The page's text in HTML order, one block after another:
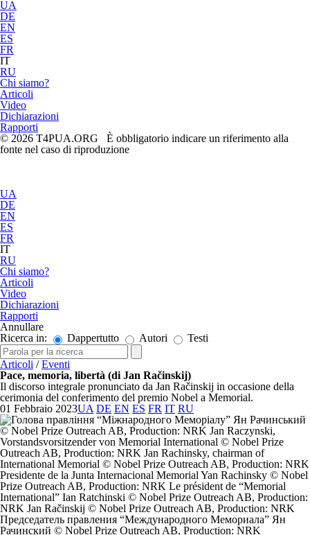
UA
DE
EN
ES
FR
IT
RU
Chi siamo?
Articoli
Video
Dichiarazioni
Rapporti
© 2026 T4PUA.ORG È obbligatorio indicare un riferimento alla
fonte nel caso di riproduzione
UA
DE
EN
ES
FR
IT
RU
Chi siamo?
Articoli
Video
Dichiarazioni
Rapporti
Annullare
Ricerca in:
Dappertutto Autori Testi
Articoli /Eventi
Pace, memoria, libertà (di Jan Račinskij)
Il discorso integrale pronunciato da Jan Račinskij in occasione della
cerimonia del conferimento del premio Nobel a Memorial.
01 Febbraio 2023UA DE EN ES FR IT RU